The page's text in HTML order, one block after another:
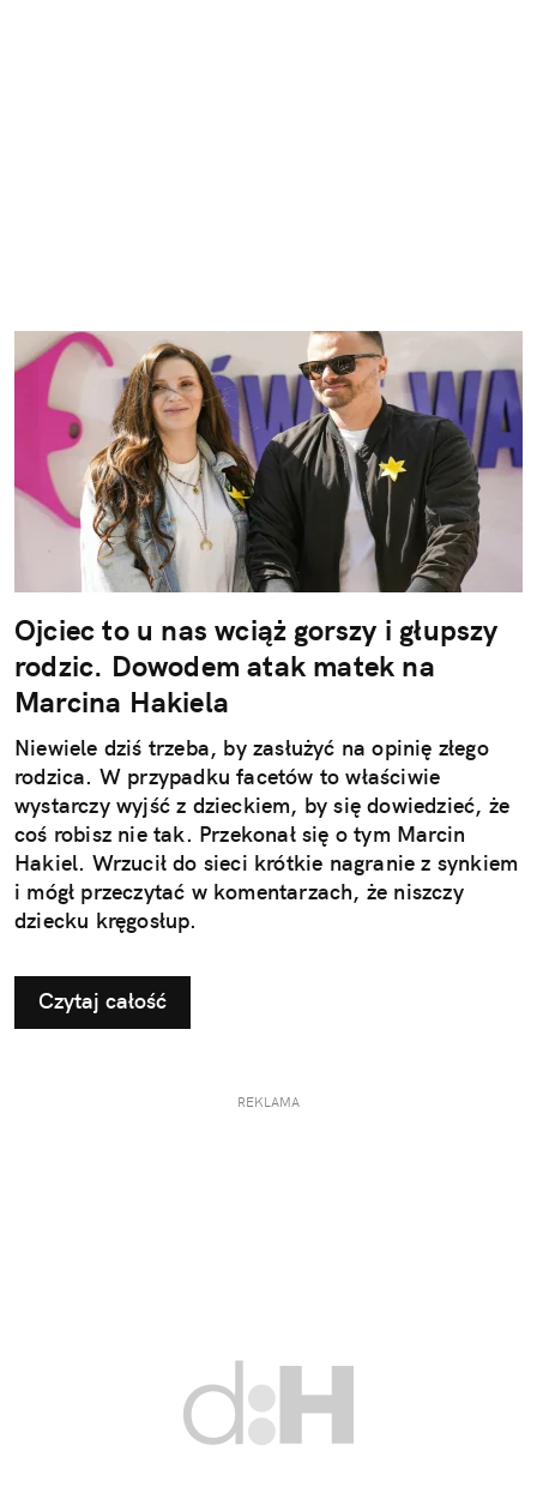
Ojciec to u nas wciąż gorszy i głupszy
rodzic. Dowodem atak matek na
Marcina Hakiela
Niewiele dziś trzeba, by zasłużyć na opinię złego
rodzica. W przypadku facetów to właściwie
wystarczy wyjść z dzieckiem, by się dowiedzieć, że
coś robisz nie tak. Przekonał się o tym Marcin
Hakiel. Wrzucił do sieci krótkie nagranie z synkiem
i mógł przeczytać w komentarzach, że niszczy
dziecku kręgosłup.
Czytaj całość
REKLAMA